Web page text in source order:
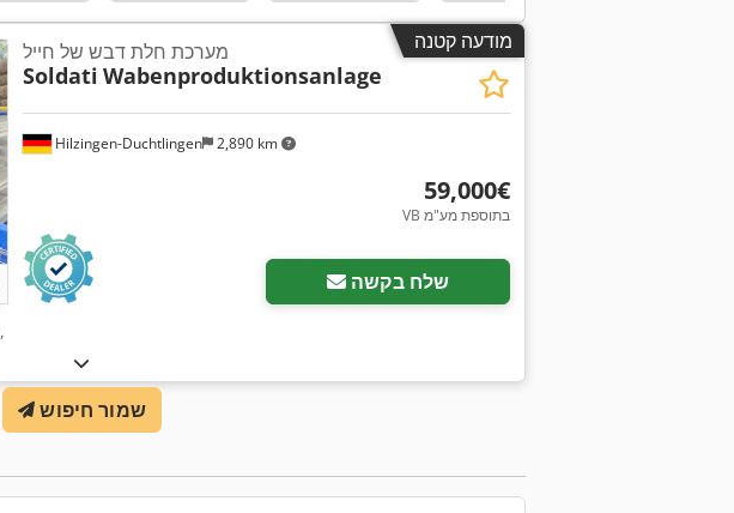
מודעה קטנה
Hilzingen-Duchtlingen 2,890 km
מערכת חלת דבש של חייל
Soldati Wabenproduktionsanlage
‏59,000 ‏€
VB בתוספת מע"מ
שלח בקשה
,
שמור חיפוש